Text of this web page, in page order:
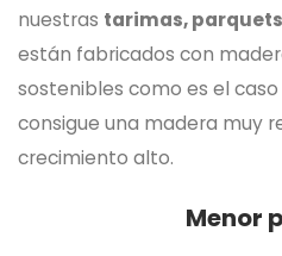
nuestras tarimas,
están fabricados con
sostenibles como es el
consigue una madera muy
crecimiento alto.
Menor